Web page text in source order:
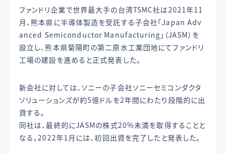
ファンドリ企業で世界最大手の台湾TSMC社は2021年11
月、熊本県に半導体製造を受託する子会社「Japan Adv
anced Semiconductor Manufacturing」（JASM）を
設立し、熊本県菊陽町の第二原水工業団地にてファンドリ
工場の建設を進めると正式発表した。
新会社に対しては、ソニーの子会社ソニーセミコンダクタ
ソリューションズが約5億ドルを2年間にわたり段階的に出
資する。
同社は、最終的にJASMの株式20%未満を取得することと
なる。2022年1月には、初回出資を完了したと発表した。